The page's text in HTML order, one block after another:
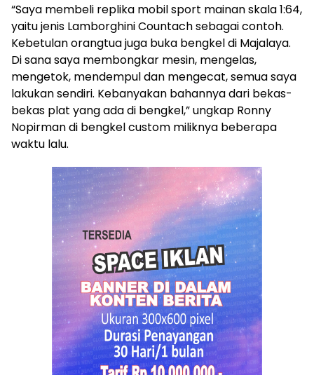
“Saya membeli replika mobil sport mainan skala 1:64,
yaitu jenis Lamborghini Countach sebagai contoh.
Kebetulan orangtua juga buka bengkel di Majalaya.
Di sana saya membongkar mesin, mengelas,
mengetok, mendempul dan mengecat, semua saya
lakukan sendiri. Kebanyakan bahannya dari bekas-
bekas plat yang ada di bengkel,” ungkap Ronny
Nopirman di bengkel custom miliknya beberapa
waktu lalu.